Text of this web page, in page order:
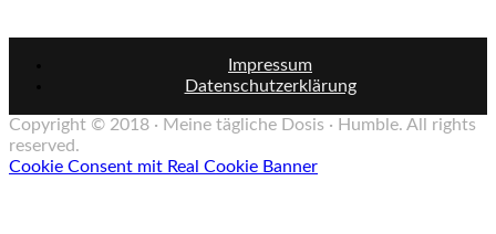
Impressum
Datenschutzerklärung
Copyright © 2018 · Meine tägliche Dosis · Humble. All rights
reserved.
Cookie Consent mit Real Cookie Banner